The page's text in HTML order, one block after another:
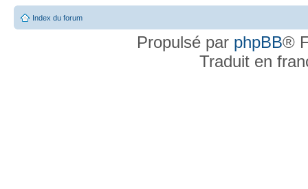
Index du forum
Propulsé par phpBB®
Traduit en